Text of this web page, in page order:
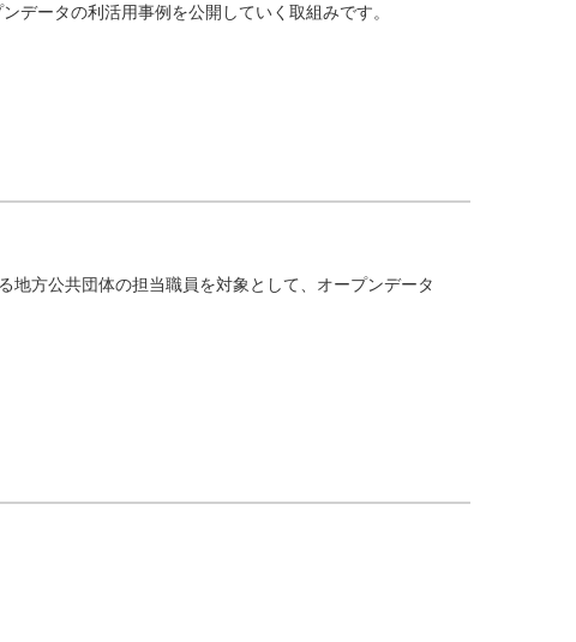
データの利活用事例を公開していく取組みです。
地方公共団体の担当職員を対象として、オープンデータ